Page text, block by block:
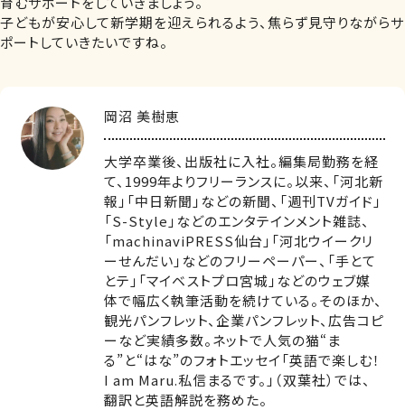
子どもが安心して新学期を迎えられるよう、焦らず見守りながらサ
ポートしていきたいですね。
岡沼 美樹恵
大学卒業後、出版社に入社。編集局勤務を経
て、1999年よりフリーランスに。以来、「河北新
報」「中日新聞」などの新聞、「週刊TVガイド」
「S-Style」などのエンタテインメント雑誌、
「machinaviPRESS仙台」「河北ウイークリ
ーせんだい」などのフリーペーパー、「手とて
とテ」「マイベストプロ宮城」などのウェブ媒
体で幅広く執筆活動を続けている。そのほか、
観光パンフレット、企業パンフレット、広告コピ
ーなど実績多数。ネットで人気の猫“ま
る”と“はな”のフォトエッセイ「英語で楽しむ！
I am Maru.私信まるです。」（双葉社）では、
翻訳と英語解説を務めた。